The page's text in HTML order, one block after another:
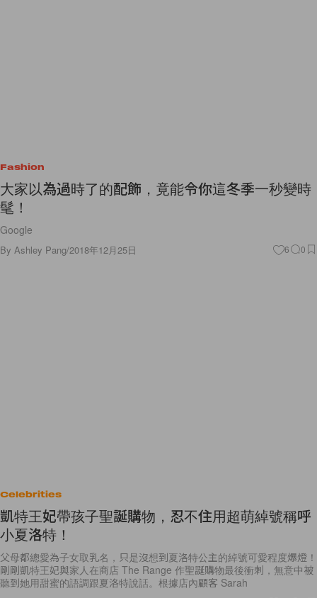
Fashion
大家以為過時了的配飾，竟能令你這冬季一秒變時
髦！
Google
By Ashley Pang/2018年12月25日 6 0
Celebrities
凱特王妃帶孩子聖誕購物，忍不住用超萌綽號稱呼
小夏洛特！
父母都總愛為子女取乳名，只是沒想到夏洛特公主的綽號可愛程度爆燈！
剛剛凱特王妃與家人在商店 The Range 作聖誕購物最後衝刺，無意中被
聽到她用甜蜜的語調跟夏洛特說話。根據店內顧客 Sarah